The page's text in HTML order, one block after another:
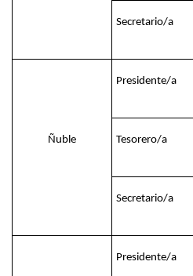
Secretario/a
Ñuble
Presidente/a
Tesorero/a
Secretario/a
Presidente/a